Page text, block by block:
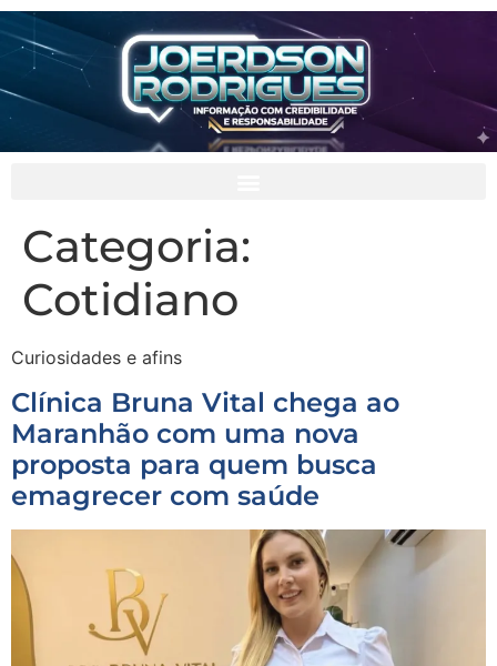
Categoria:
Cotidiano
Curiosidades e afins
Clínica Bruna Vital chega ao
Maranhão com uma nova
proposta para quem busca
emagrecer com saúde